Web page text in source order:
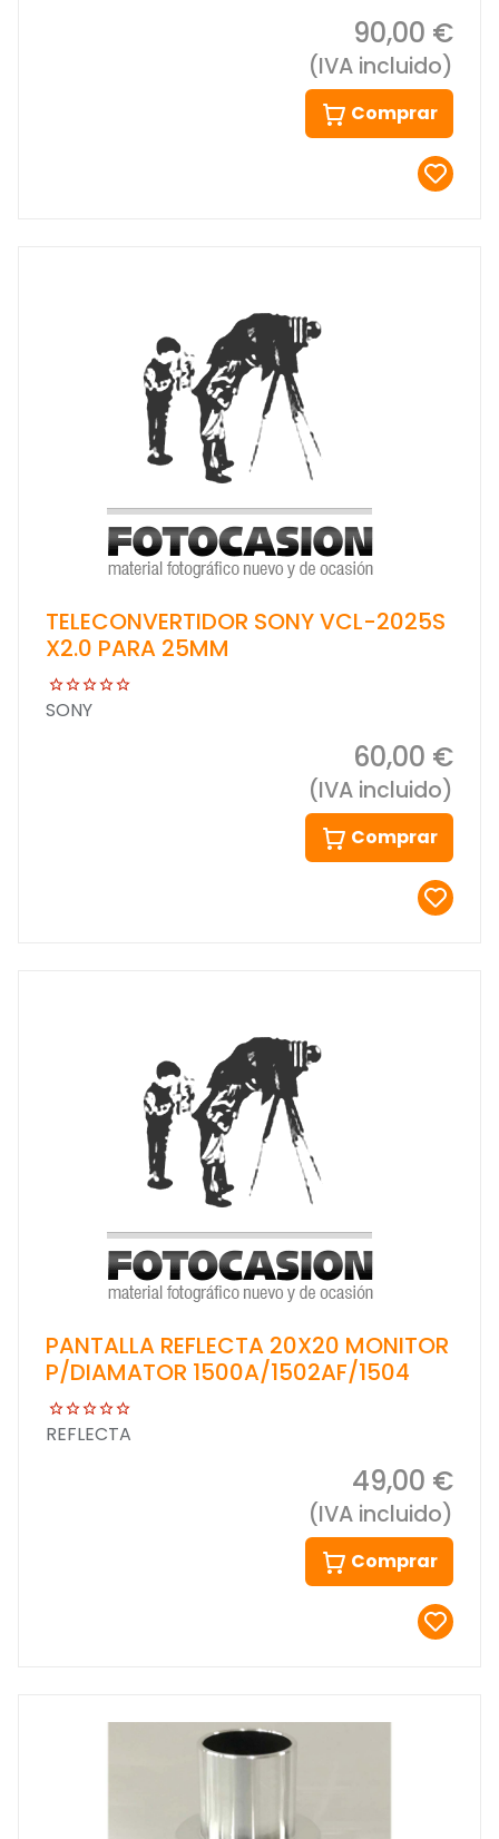
90,00 €
(IVA incluido)
Comprar
TELECONVERTIDOR SONY VCL-2025S
X2.0 PARA 25MM
SONY
60,00 €
(IVA incluido)
Comprar
PANTALLA REFLECTA 20X20 MONITOR
P/DIAMATOR 1500A/1502AF/1504
REFLECTA
49,00 €
(IVA incluido)
Comprar